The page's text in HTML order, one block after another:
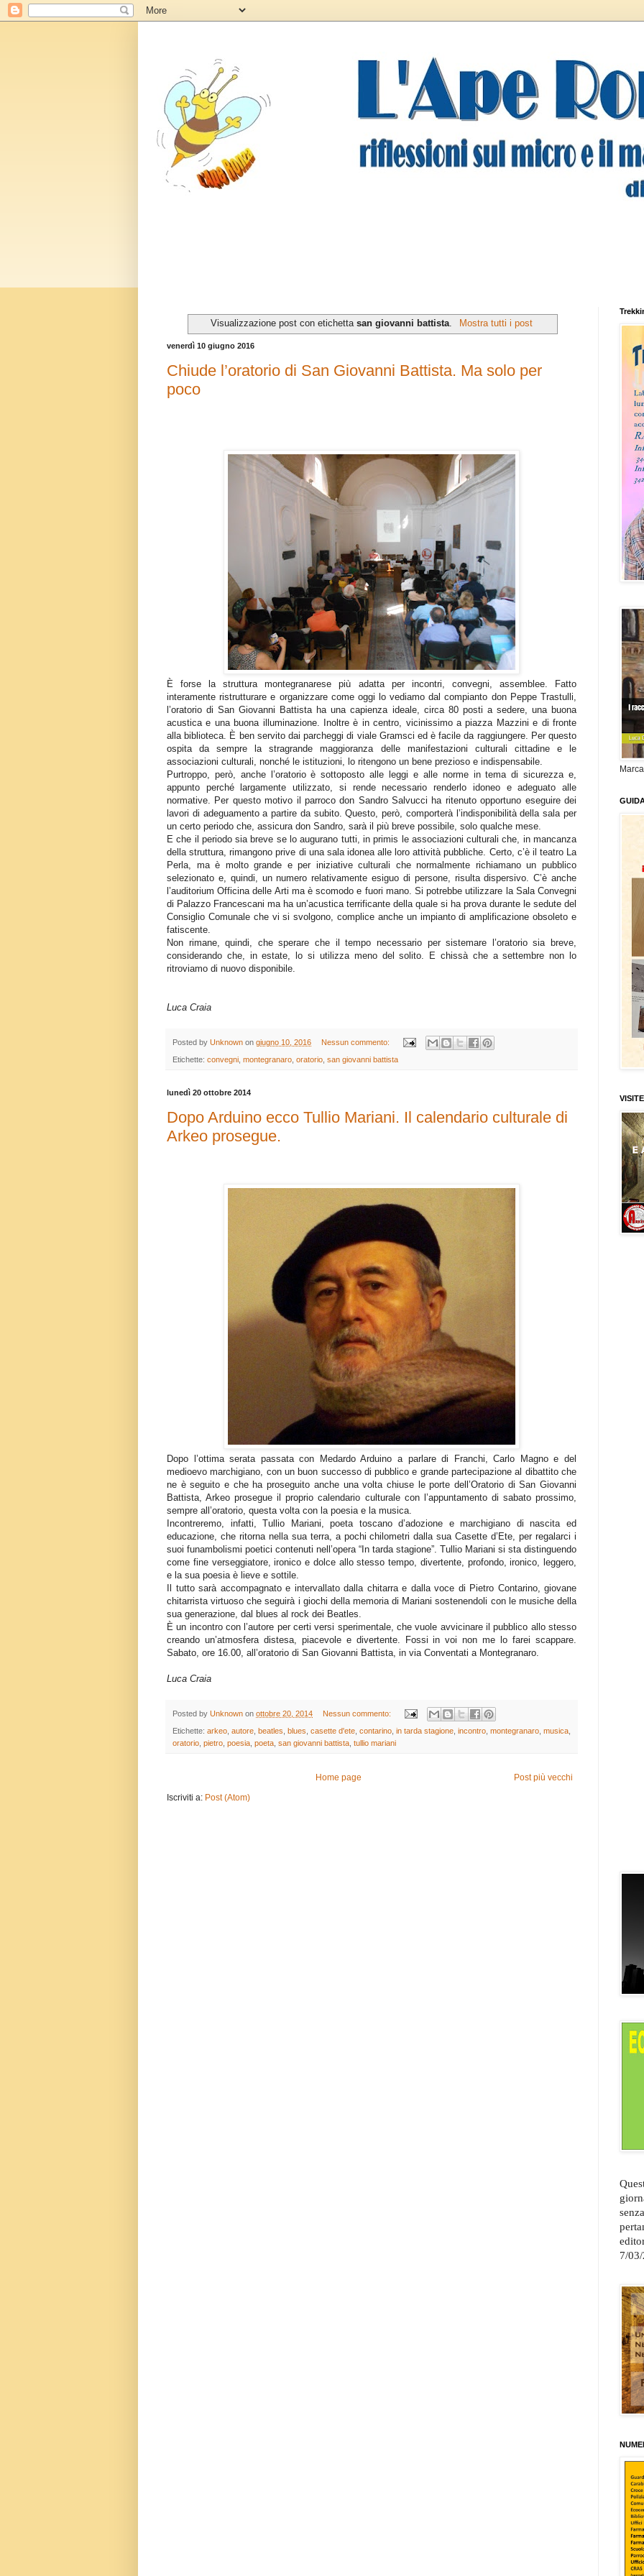
Visualizzazione post con etichettasan giovanni battista Mostra tutti i post
venerdì 10 giugno 2016
Chiude l’oratorio di San Giovanni Battista. Ma solo per
poco
È forse la struttura montegranarese più adatta per incontri, convegni, assemblee. Fatto
interamente ristrutturare e organizzare come oggi lo vediamo dal compianto don Peppe Trastulli,
l’oratorio di San Giovanni Battista ha una capienza ideale, circa 80 posti a sedere, una buona
acustica e una buona illuminazione. Inoltre è in centro, vicinissimo a piazza Mazzini e di fronte
alla biblioteca. È ben servito dai parcheggi di viale Gramsci ed è facile da raggiungere. Per questo
ospita da sempre la stragrande maggioranza delle manifestazioni culturali cittadine e le
associazioni culturali, nonché le istituzioni, lo ritengono un bene prezioso e indispensabile.
Purtroppo, però, anche l’oratorio è sottoposto alle leggi e alle norme in tema di sicurezza e,
appunto perché largamente utilizzato, si rende necessario renderlo idoneo e adeguato alle
normative. Per questo motivo il parroco don Sandro Salvucci ha ritenuto opportuno eseguire dei
lavori di adeguamento a partire da subito. Questo, però, comporterà l’indisponibilità della sala per
un certo periodo che, assicura don Sandro, sarà il più breve possibile, solo qualche mese.
E che il periodo sia breve se lo augurano tutti, in primis le associazioni culturali che, in mancanza
della struttura, rimangono prive di una sala idonea alle loro attività pubbliche. Certo, c’è il teatro La
Perla, ma è molto grande e per iniziative culturali che normalmente richiamano un pubblico
selezionato e, quindi, un numero relativamente esiguo di persone, risulta dispersivo. C’è anche
l’auditorium Officina delle Arti ma è scomodo e fuori mano. Si potrebbe utilizzare la Sala Convegni
di Palazzo Francescani ma ha un’acustica terrificante della quale si ha prova durante le sedute del
Consiglio Comunale che vi si svolgono, complice anche un impianto di amplificazione obsoleto e
fatiscente.
Non rimane, quindi, che sperare che il tempo necessario per sistemare l’oratorio sia breve,
considerando che, in estate, lo si utilizza meno del solito. E chissà che a settembre non lo
ritroviamo di nuovo disponibile.
Luca Craia
Posted by Unknown on giugno 10, 2016 Nessun commento:
Etichette: convegni montegranaro oratorio san giovanni battista
lunedì 20 ottobre 2014
Dopo Arduino ecco Tullio Mariani. Il calendario culturale di
Arkeo prosegue.
Dopo l’ottima serata passata con Medardo Arduino a parlare di Franchi, Carlo Magno e del
medioevo marchigiano, con un buon successo di pubblico e grande partecipazione al dibattito che
ne è seguito e che ha proseguito anche una volta chiuse le porte dell’Oratorio di San Giovanni
Battista, Arkeo prosegue il proprio calendario culturale con l’appuntamento di sabato prossimo,
sempre all’oratorio, questa volta con la poesia e la musica.
Incontreremo, infatti, Tullio Mariani, poeta toscano d’adozione e marchigiano di nascita ed
educazione, che ritorna nella sua terra, a pochi chilometri dalla sua Casette d’Ete, per regalarci i
suoi funambolismi poetici contenuti nell’opera “In tarda stagione”. Tullio Mariani si sta distinguendo
come fine verseggiatore, ironico e dolce allo stesso tempo, divertente, profondo, ironico, leggero,
e la sua poesia è lieve e sottile.
Il tutto sarà accompagnato e intervallato dalla chitarra e dalla voce di Pietro Contarino, giovane
chitarrista virtuoso che seguirà i giochi della memoria di Mariani sostenendoli con le musiche della
sua generazione, dal blues al rock dei Beatles.
È un incontro con l’autore per certi versi sperimentale, che vuole avvicinare il pubblico allo stesso
creando un’atmosfera distesa, piacevole e divertente. Fossi in voi non me lo farei scappare.
Sabato, ore 16.00, all’oratorio di San Giovanni Battista, in via Conventati a Montegranaro.
Luca Craia
Posted by Unknown on ottobre 20, 2014 Nessun commento:
Etichette: arkeo autore beatles blues casette d'ete contarino in tarda stagione incontro montegranaro musica
oratorio pietro poesia poeta san giovanni battista tullio mariani
Post più vecchi
Home page
Iscriviti a: Post (Atom)
Marca
VISITE
7/